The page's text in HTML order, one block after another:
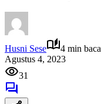
Husni Sese
4 min baca
Agustus 4, 2023
31